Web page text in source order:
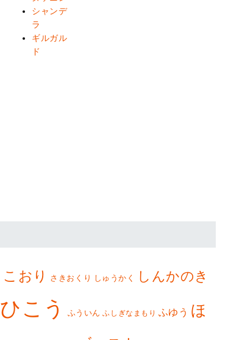
シャンデ
ラ
ギルガル
ド
こおり さきおくり しゅうかく しんかのき
ひこう ふういん ふしぎなまもり ふゆう ほ